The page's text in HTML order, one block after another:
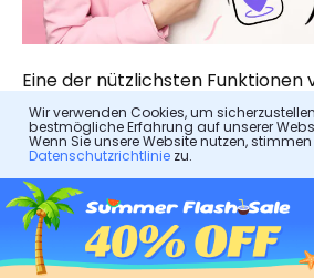
Eine der nützlichsten Funktionen
ist Echtzeitüberwachung und
können Eltern den Verlauf ihres
aus der Ferne einsehen und
benachrichtigungen , wenn die
ungewöhnliche Inhalte erkennt.
FlashGet Kids kann es Eltern
Wir verwenden Cookies, um
bestmögliche Erfahrung auf unserer
Wenn Sie unsere Website nutzen, stimmen
Datenschutzrichtliniezu.